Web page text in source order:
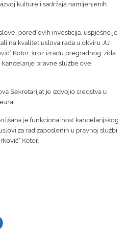
kulture i sadržaja namijenjenih
pored ovih investicija, uspješno je
na kvalitet uslova rada u okviru JU
Kotor, kroz izradu pregradnog zida
pravne službe ove
Sekretarijat je izdvojio sredstva u
je funkcionalnost kancelarijskog
za rad zaposlenih u pravnoj službi
Kotor.